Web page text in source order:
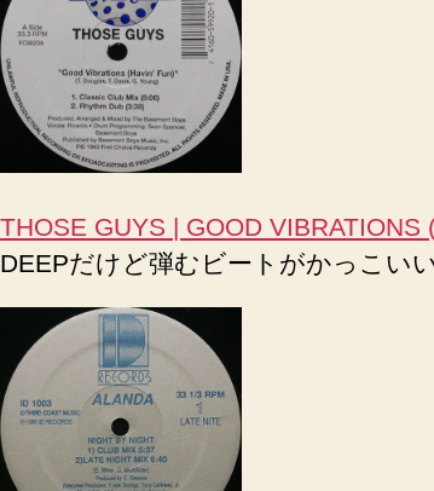
THOSE GUYS | GOOD VIBRATIONS
DEEPだけど弾むビートがかっこい